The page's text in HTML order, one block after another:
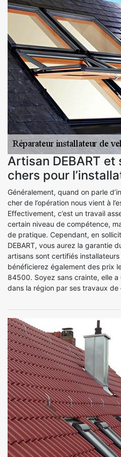
Artisan DEBART
chers pour
Généralement, quand on parle
cher de l’opération nous vient à
Effectivement, c’est un travail
certain niveau de compétence,
de pratique. Cependant, en
DEBART, vous aurez la garantie
artisans sont certifiés
bénéficierez également des prix
84500. Soyez sans crainte, elle
dans la région par ses travaux de